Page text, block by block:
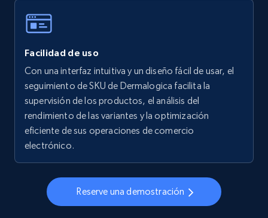
specific keywords
Specifications, Image urls, Top reviews, and
more.
5.6K+ 876+ Comenzar ahora
Walmart - products - Discover products by
using sku numbers
URL, Final price, Sku, Currency, Gtin,
Specifications, Image urls, Top reviews, and
Facilidad de uso
Con una interfaz intuitiva y un diseño fácil de usar, el
seguimiento de SKU de Dermalogica facilita la
supervisión de los productos, el análisis del
rendimiento de las variantes y la optimización
eficiente de sus operaciones de comercio
electrónico.
Reserve una demostración